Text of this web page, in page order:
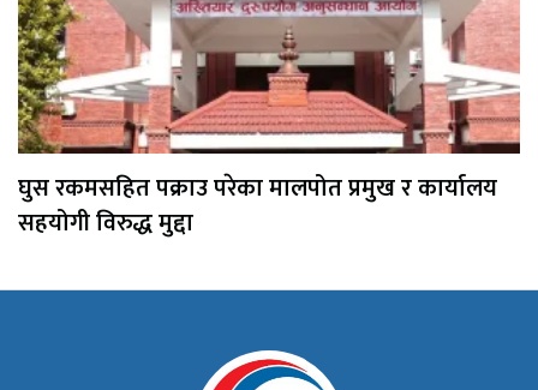
घुस रकमसहित पक्राउ परेका मालपोत प्रमुख र कार्यालय
सहयोगी विरुद्ध मुद्दा